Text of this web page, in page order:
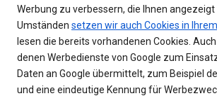
Werbung zu verbessern, die Ihnen
Umständen setzen wir auch Cookies in
lesen die bereits vorhandenen Cookies.
denen Werbedienste von Google zum
Daten an Google übermittelt, zum Beispiel
und eine eindeutige Kennung für